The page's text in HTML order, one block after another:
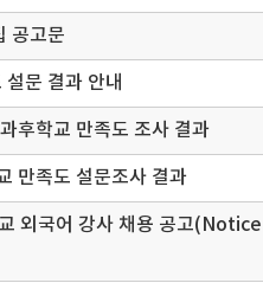
공고문
문 결과 안내
후학교 만족도 조사 결과
만족도 설문조사 결과
교 외국어 강사 채용 공고